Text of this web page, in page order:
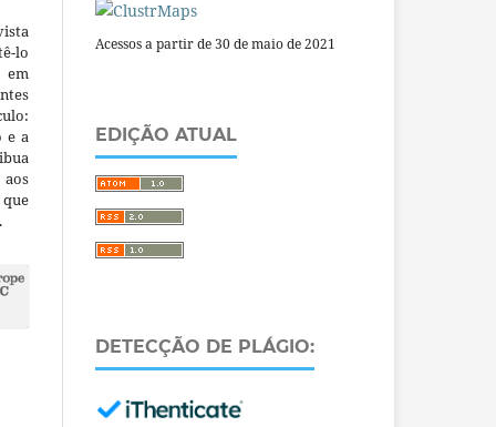
lo
em
e a
Acessos a partir de 30 de maio de 2021
EDIÇÃO ATUAL
DETECÇÃO DE PLÁGIO: